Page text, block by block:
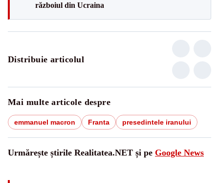
războiul din Ucraina
Distribuie articolul
Mai multe articole despre
emmanuel macron Franta presedintele iranului
Urmărește știrile Realitatea.NET și pe Google News